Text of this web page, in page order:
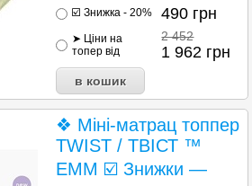
☑️ Знижка - 20% 490 грн
➤ Ціни на
топер від
2 452
1 962 грн
❖ Міні-матрац топпер
TWIST / ТВІСТ ™
EMM ☑️ Знижки —